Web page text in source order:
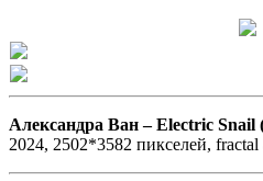
Александра Ван –Electric Snail
2024, 2502*3582 пикселей, fractal